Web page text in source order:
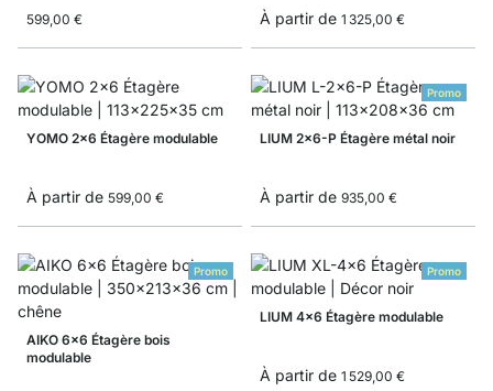
599,00 € À partir de 1 325,00 €
YOMO 2x6 Étagère modulable
À partir de 599,00 €
Promo
LIUM 2x6-P Étagère métal noir
À partir de 935,00 €
Promo
AIKO 6x6 Étagère bois
modulable
Promo
LIUM 4x6 Étagère modulable
À partir de 1 529,00 €